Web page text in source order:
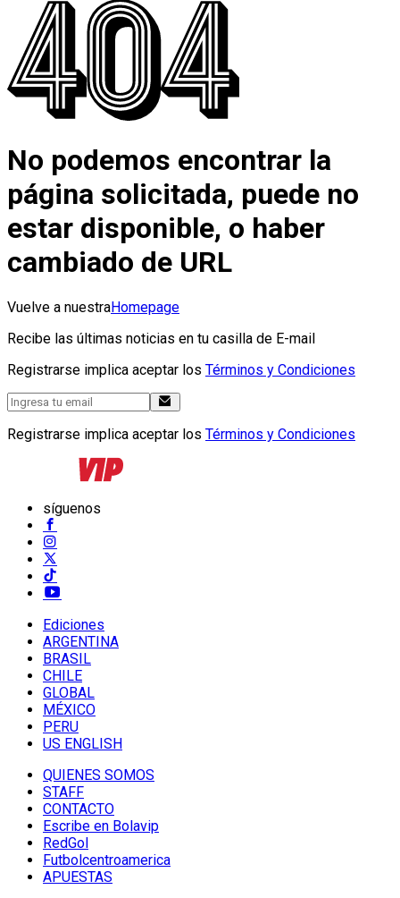
No podemos encontrar la
página solicitada, puede no
estar disponible, o haber
cambiado de URL
Vuelve a nuestraHomepage
Recibe las últimas noticias en tu casilla de E-mail
Registrarse implica aceptar los Términos y Condiciones
Registrarse implica aceptar los Términos y Condiciones
síguenos
Ediciones
ARGENTINA
BRASIL
CHILE
GLOBAL
MÉXICO
PERU
US ENGLISH
QUIENES SOMOS
STAFF
CONTACTO
Escribe en Bolavip
RedGol
Futbolcentroamerica
APUESTAS